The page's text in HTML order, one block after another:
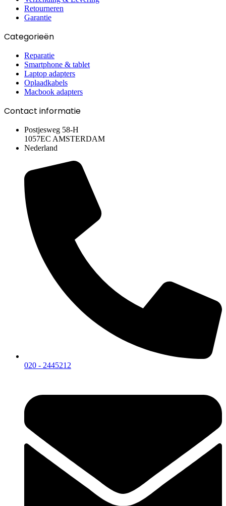
Retourneren
Garantie
Categorieën
Reparatie
Smartphone & tablet
Laptop adapters
Oplaadkabels
Macbook adapters
Contact informatie
Postjesweg 58-H
1057EC AMSTERDAM
Nederland
020 - 2445212